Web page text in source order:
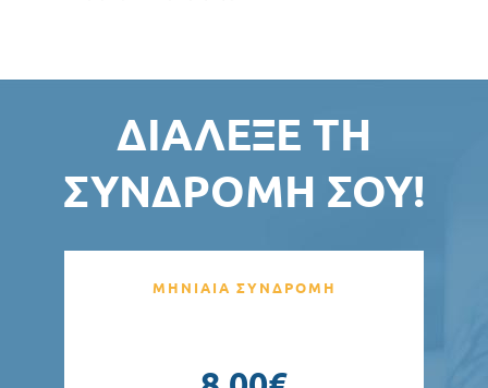
ΔΙΆΛΕΞΕ ΤΗ
ΣΥΝΔΡΟΜΉ ΣΟΥ!
ΜΗΝΙΑΙΑ ΣΥΝΔΡΟΜΗ